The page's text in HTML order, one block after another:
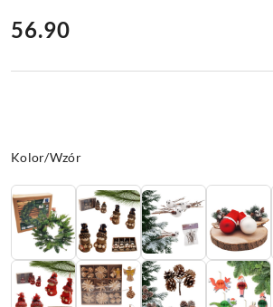
cena:
56.90
Wariant
Kolor/Wzór